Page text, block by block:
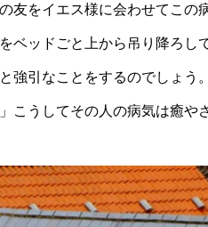
友をイエス様に会わせてこの
ベッドごと上から吊り降ろし
強引なことをするのでしょう
こうしてその人の病気は癒や